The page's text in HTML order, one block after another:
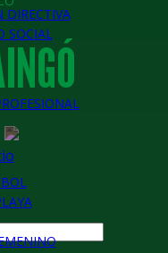
DIRECTIVA
SOCIAL